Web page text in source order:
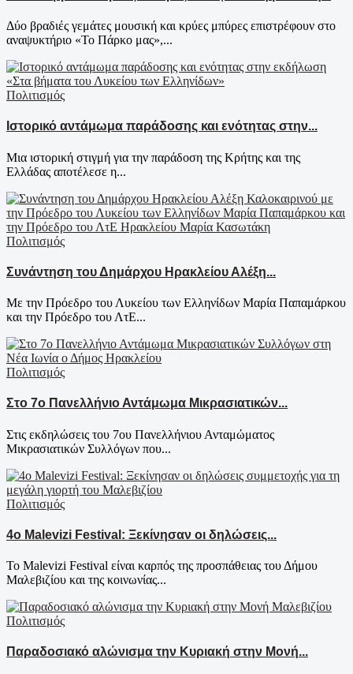
Δύο βραδιές γεμάτες μουσική και κρύες μπύρες επιστρέφουν στο
αναψυκτήριο «Το Πάρκο μας»,...
Πολιτισμός
Ιστορικό αντάμωμα παράδοσης και ενότητας στην...
Μια ιστορική στιγμή για την παράδοση της Κρήτης και της
Ελλάδας αποτέλεσε η...
Πολιτισμός
Συνάντηση του Δημάρχου Ηρακλείου Αλέξη...
Με την Πρόεδρο του Λυκείου των Ελληνίδων Μαρία Παπαμάρκου
και την Πρόεδρο του ΛτΕ...
Πολιτισμός
Στο 7ο Πανελλήνιο Αντάμωμα Μικρασιατικών...
Στις εκδηλώσεις του 7ου Πανελλήνιου Ανταμώματος
Μικρασιατικών Συλλόγων που...
Πολιτισμός
4ο Malevizi Festival: Ξεκίνησαν οι δηλώσεις...
Το Malevizi Festival είναι καρπός της προσπάθειας του Δήμου
Μαλεβιζίου και της κοινωνίας...
Πολιτισμός
Παραδοσιακό αλώνισμα την Κυριακή στην Μονή...